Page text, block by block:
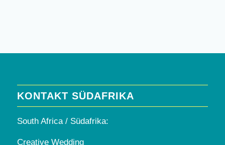
KONTAKT SÜDAFRIKA
South Africa / Südafrika:
Creative Wedding